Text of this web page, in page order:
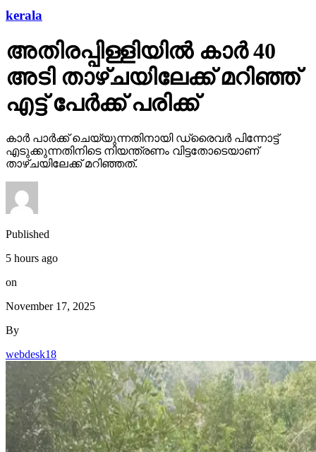
kerala
അതിരപ്പിള്ളിയില്‍ കാര്‍ 40
അടി താഴ്ചയിലേക്ക് മറിഞ്ഞ്
എട്ട് പേര്‍ക്ക് പരിക്ക്
കാര്‍ പാര്‍ക്ക് ചെയ്യുന്നതിനായി ഡ്രൈവര്‍ പിന്നോട്ട്
എടുക്കുന്നതിനിടെ നിയന്ത്രണം വിട്ടതോടെയാണ്
താഴ്ചയിലേക്ക് മറിഞ്ഞത്.
Published
5 hours ago
on
November 17, 2025
By
webdesk18